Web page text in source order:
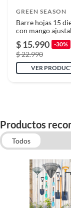
GREEN SEASON
Barre hojas 15
con mango
Green Seasons
$ 15.990 -30%
$ 22.990
VER
Productos
Todos